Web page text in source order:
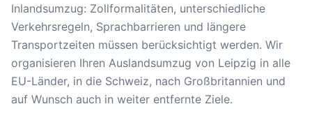
Inlandsumzug: Zollformalitäten, unterschiedliche
Verkehrsregeln, Sprachbarrieren und längere
Transportzeiten müssen berücksichtigt werden. Wir
organisieren Ihren Auslandsumzug von Leipzig in alle
EU-Länder, in die Schweiz, nach Großbritannien und
auf Wunsch auch in weiter entfernte Ziele.